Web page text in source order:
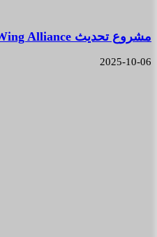
مشروع تحديث X-Wing Alliance يجلب تجربة VR مدهشة
2025-10-06